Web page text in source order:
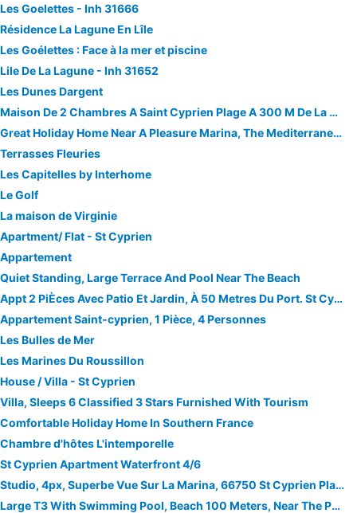
Les Goelettes - Inh 31666
Résidence La Lagune En Lîle
Les Goélettes : Face à la mer et piscine
Lile De La Lagune - Inh 31652
Les Dunes Dargent
Maison De 2 Chambres A Saint Cyprien Plage A 300 M De La Plage Avec Jardin Amenage Et Wifi
Great Holiday Home Near A Pleasure Marina, The Mediterranean And The Nature Rich Pyrenees
Terrasses Fleuries
Les Capitelles by Interhome
Le Golf
La maison de Virginie
Apartment/ Flat - St Cyprien
Appartement
Quiet Standing, Large Terrace And Pool Near The Beach
Appt 2 PiÈces Avec Patio Et Jardin, À 50 Metres Du Port. St Cyprien Sud
Appartement Saint-cyprien, 1 Pièce, 4 Personnes
Les Bulles de Mer
Les Marines Du Roussillon
House / Villa - St Cyprien
Villa, Sleeps 6 Classified 3 Stars Furnished With Tourism
Comfortable Holiday Home In Southern France
Chambre d'hôtes L'intemporelle
St Cyprien Apartment Waterfront 4/6
Studio, 4px, Superbe Vue Sur La Marina, 66750 St Cyprien Plage. 250â‚¬ La Semaine
Large T3 With Swimming Pool, Beach 100 Meters, Near The Port